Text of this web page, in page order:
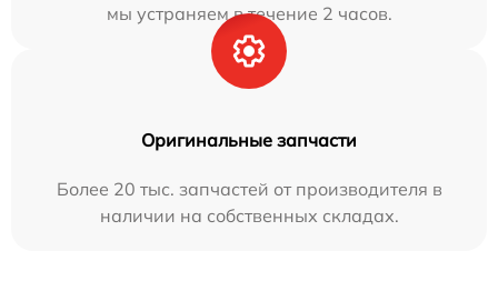
мы устраняем в течение 2 часов.
Оригинальные запчасти
Более 20 тыс. запчастей от производителя в
наличии на собственных складах.